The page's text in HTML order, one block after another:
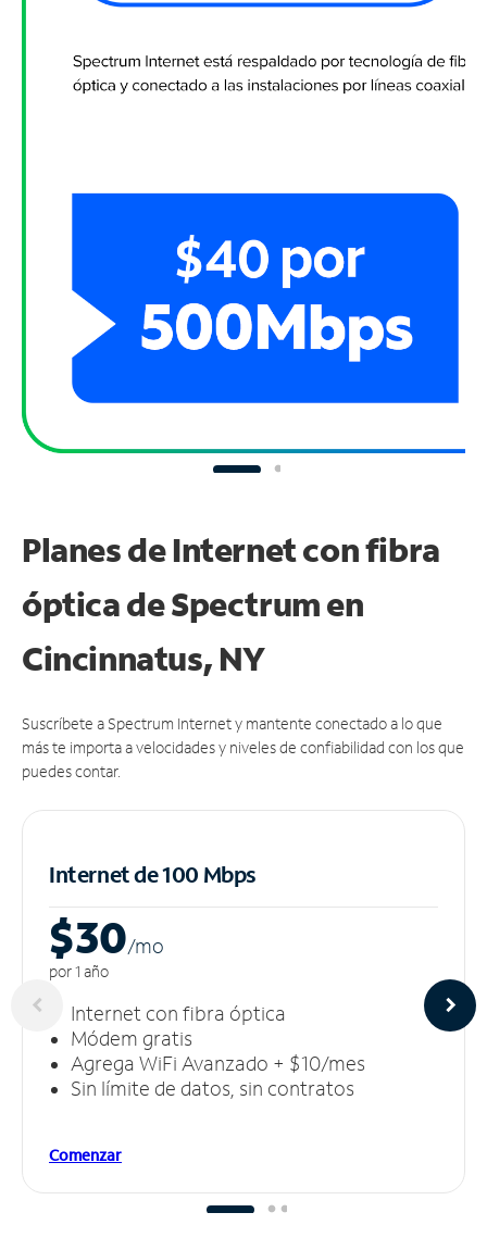
Planes de Internet con fibra
óptica de Spectrum en
Cincinnatus, NY
Suscríbete a Spectrum Internet y mantente conectado a lo que
más te importa a velocidades y niveles de confiabilidad con los que
puedes contar.
Internet de 100 Mbps
$30/mo
por 1 año
Internet con fibra óptica
Módem gratis
Agrega WiFi Avanzado + $10/mes
Sin límite de datos, sin contratos
Comenzar